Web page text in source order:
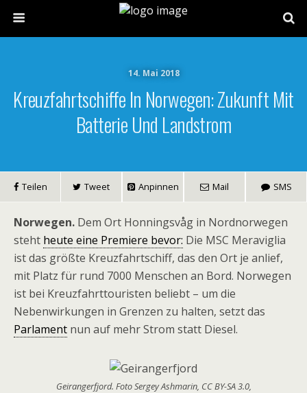
14. Mai 2018
Kreuzfahrtschiffe In Norwegen: Zukunft Mit
Batterie Und Landstrom
Teilen Tweet Anpinnen Mail SMS
Norwegen. Dem Ort Honningsvåg in Nordnorwegen
steht heute eine Premiere bevor: Die MSC Meraviglia
ist das größte Kreuzfahrtschiff, das den Ort je anlief,
mit Platz für rund 7000 Menschen an Bord. Norwegen
ist bei Kreuzfahrttouristen beliebt – um die
Nebenwirkungen in Grenzen zu halten, setzt das
Parlament nun auf mehr Strom statt Diesel.
Geirangerfjord. Foto Sergey Ashmarin, CC BY-SA 3.0,